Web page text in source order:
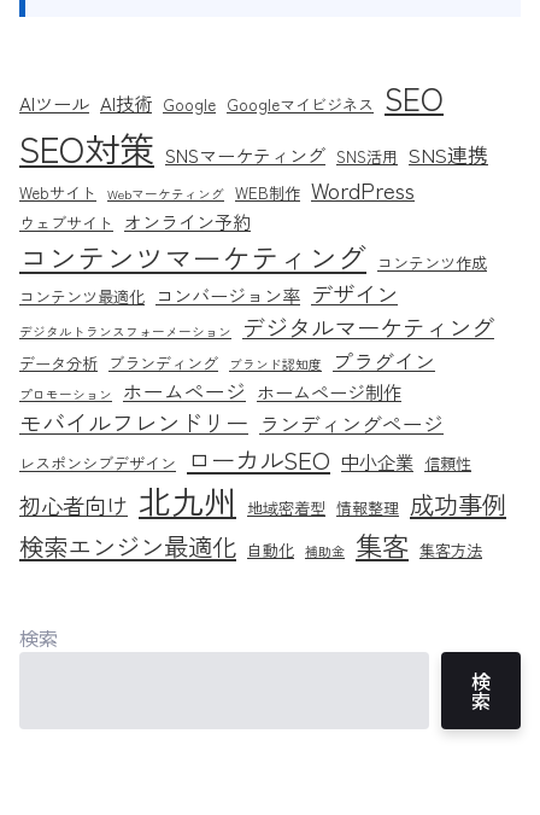
AIツール AI技術 Google Googleマイビジネス SEO
SEO対策 SNSマーケティング SNS活用 SNS連携
Webサイト Webマーケティング WEB制作 WordPress
ウェブサイト オンライン予約
コンテンツマーケティング コンテンツ作成
コンテンツ最適化
コンバージョン率 デザイン
デジタルトランスフォーメーション デジタルマーケティング
データ分析 ブランディング ブランド認知度 プラグイン
プロモーション ホームページ ホームページ制作
モバイルフレンドリー ランディングページ
レスポンシブデザイン ローカルSEO 中小企業 信頼性
初心者向け 北九州 地域密着型 情報整理 成功事例
検索エンジン最適化 自動化 補助金 集客 集客方法
検索
検
索